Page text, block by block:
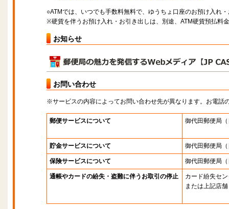
○ATMでは、いつでも手数料無料で、ゆうちょ口座のお預け入れ
※硬貨を伴うお預け入れ・お引き出しは、別途、ATM硬貨預払料
お知らせ
お問い合わせ
※サービスの内容によってお問い合わせ先が異なります。お電話
郵便サービスについて 御代田郵便局
貯金サービスについて 御代田郵便局
保険サービスについて 御代田郵便局
通帳やカードの紛失・盗難に伴うお取引の停止
カード紛失セ
または上記店舗